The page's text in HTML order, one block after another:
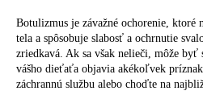
Botulizmus je závažné ochorenie, ktoré
tela a spôsobuje slabosť a ochrnutie
zriedkavá. Ak sa však nelieči, môže byť
vášho dieťaťa objavia akékoľvek
záchrannú službu alebo choďte na